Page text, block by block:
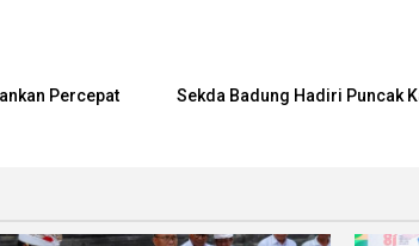
Percepat
Sekda Badung Hadiri Puncak